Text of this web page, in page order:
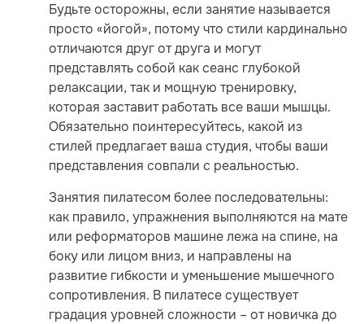
Будьте осторожны, если занятие называется
просто «йогой», потому что стили кардинально
отличаются друг от друга и могут
представлять собой как сеанс глубокой
релаксации, так и мощную тренировку,
которая заставит работать все ваши мышцы.
Обязательно поинтересуйтесь, какой из
стилей предлагает ваша студия, чтобы ваши
представления совпали с реальностью.
Занятия пилатесом более последовательны:
как правило, упражнения выполняются на мате
или реформаторов машине лежа на спине, на
боку или лицом вниз, и направлены на
развитие гибкости и уменьшение мышечного
сопротивления. В пилатесе существует
градация уровней сложности – от новичка до